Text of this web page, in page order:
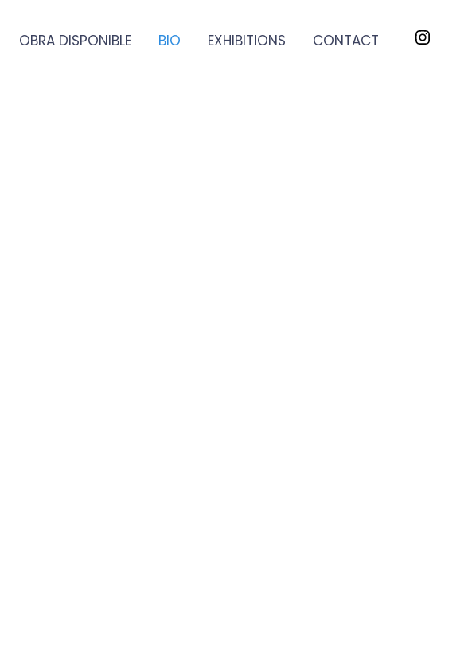
OBRA DISPONIBLE BIO EXHIBITIONS CONTACT